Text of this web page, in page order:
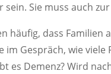
Sie muss auch
häufig, dass
im Gespräch, wie
es Demenz? Wird